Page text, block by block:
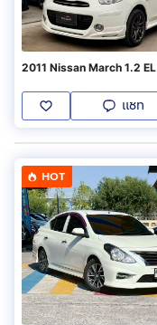
2011 Nissan March 1.2 EL
แชท
HOT